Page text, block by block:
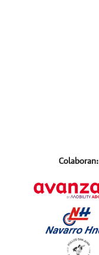
Colaboran: